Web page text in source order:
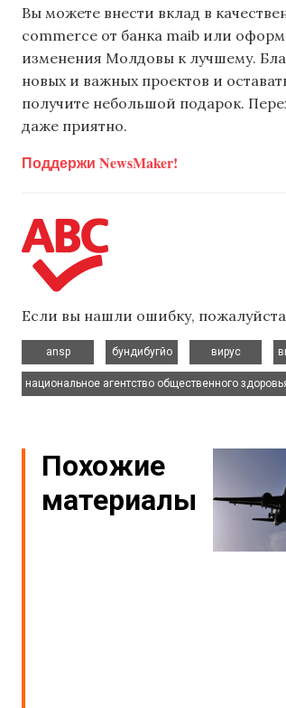
Вы можете внести вклад в
commerce от банка maib или
изменения Молдовы к лучшему.
новых и важных проектов и
получите небольшой подарок.
даже приятно.
Поддержи NewsMaker!
Если вы нашли ошибку,
ansp
бундибугйо
вирус
национальное агентство общественного
Похожие
материалы